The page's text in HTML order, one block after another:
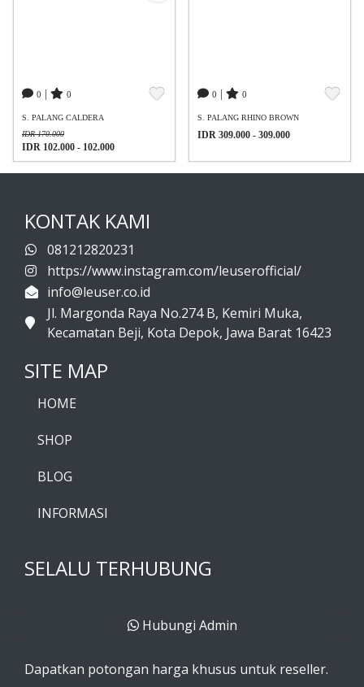
0 0
S. PALANG CALDERA
IDR 170.000
IDR 102.000 - 102.000
0 0
S. PALANG RHINO BROWN
IDR 309.000 - 309.000
KONTAK KAMI
081212820231
https://www.instagram.com/leuserofficial/
info@leuser.co.id
Jl. Margonda Raya No.274 B, Kemiri Muka,
Kecamatan Beji, Kota Depok, Jawa Barat 16423
SITE MAP
HOME
SHOP
BLOG
INFORMASI
SELALU TERHUBUNG
Hubungi Admin
Dapatkan potongan harga khusus untuk reseller.